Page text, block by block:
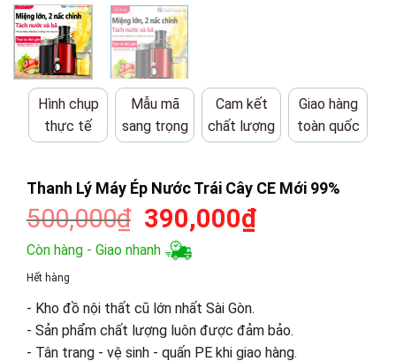
Hình chụp
thực tế
Mẫu mã
sang trọng
Cam kết
chất lượng
Giao hàng
toàn quốc
Thanh Lý Máy Ép Nước Trái Cây CE Mới 99%
500,000₫ Giá
gốc
390,000₫Giá
390,000₫.
Còn hàng - Giao nhanh
Hết hàng
- Kho đồ nội thất cũ lớn nhất Sài Gòn.
- Sản phẩm chất lượng luôn được đảm bảo.
- Tân trang - vệ sinh - quấn PE khi giao hàng.